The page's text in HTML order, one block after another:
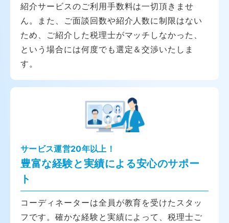
紹介サービスのご利用手数料は一切頂きませ
ん。また、ご面談回数や紹介人数に制限はない
ため、ご紹介した税理士がマッチしなかった、
という場合には何度でも選定＆交渉いたしま
す。
サービス運営20年以上！
豊富な経験と実績による安心のサポー
ト
コーディネーターは全員が教育を受けたスタッ
フです。確かな経験と実績によって、税理士ご